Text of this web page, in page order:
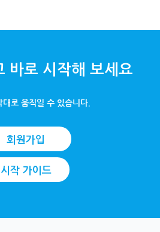
바로 시작해 보세요
대로 움직일 수 있습니다.
회원가입
시작 가이드